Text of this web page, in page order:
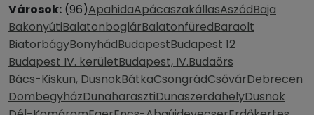
Városok: (96)ApahidaApácaszakállasAszódBaja
BakonyútiBalatonboglárBalatonfüredBaraolt
BiatorbágyBonyhádBudapestBudapest 12
Budapest IV. kerületBudapest, IV.Budaörs
Bács-Kiskun, DusnokBátkaCsongrádCsővárDebrecen
DombegyházDunaharasztiDunaszerdahelyDusnok